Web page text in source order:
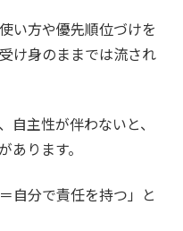
い方や優先順位づけを
け身のままでは流され
自主性が伴わないと、
ります。
自分で責任を持つ」と